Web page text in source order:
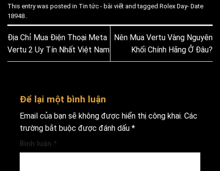
This entry was posted in Tin tức - bài viết and tagged Rolex Day- Date
18948.
Địa Chỉ Mua Điện Thoại Meta
Vertu 2 Uy Tín Nhất Việt Nam
Nên Mua Vertu Vàng Nguyên
Khối Chính Hãng Ở Đâu?
Để lại một bình luận
Email của bạn sẽ không được hiển thị công khai. Các
trường bắt buộc được đánh dấu *
Bình luận *